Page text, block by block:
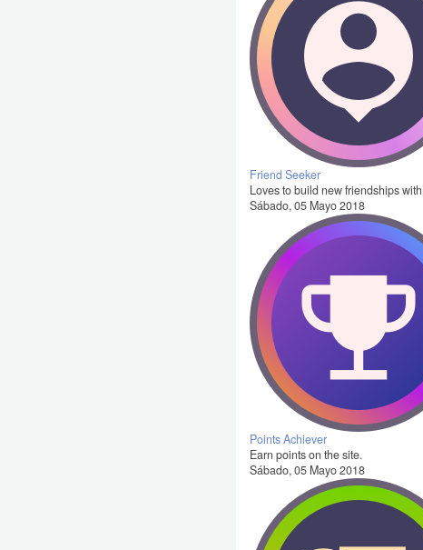
Friend Seeker
Loves to build new friendships
Sábado, 05 Mayo 2018
Points Achiever
Earn points on the site.
Sábado, 05 Mayo 2018